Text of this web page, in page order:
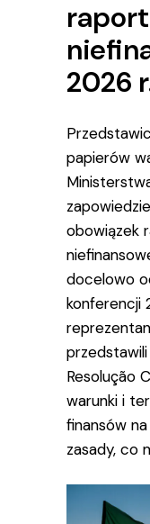
2026
papierów
obowiązek
docelowo
konferencji
Resolução
warunki i
finansów
zasady, co